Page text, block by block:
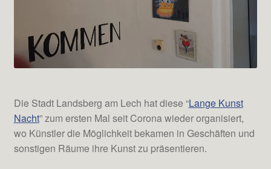
Die Stadt Landsberg am Lech hat diese “Lange Kunst
Nacht” zum ersten Mal seit Corona wieder organisiert,
wo Künstler die Möglichkeit bekamen in Geschäften und
sonstigen Räume ihre Kunst zu präsentieren.